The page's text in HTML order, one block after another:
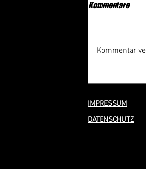
tolles
Kommentare
Kommentar
IMPRESSUM
DATENSCHUTZ